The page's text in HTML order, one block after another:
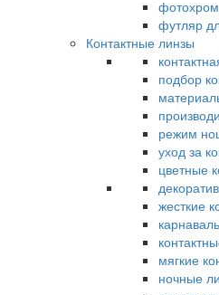
футляр
Контактные линзы
подбор
режим
уход за
цветные
жесткие
мягкие
ночные